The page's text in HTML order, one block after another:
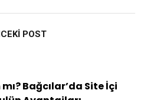
POST
Bağcılar’da Site İçi